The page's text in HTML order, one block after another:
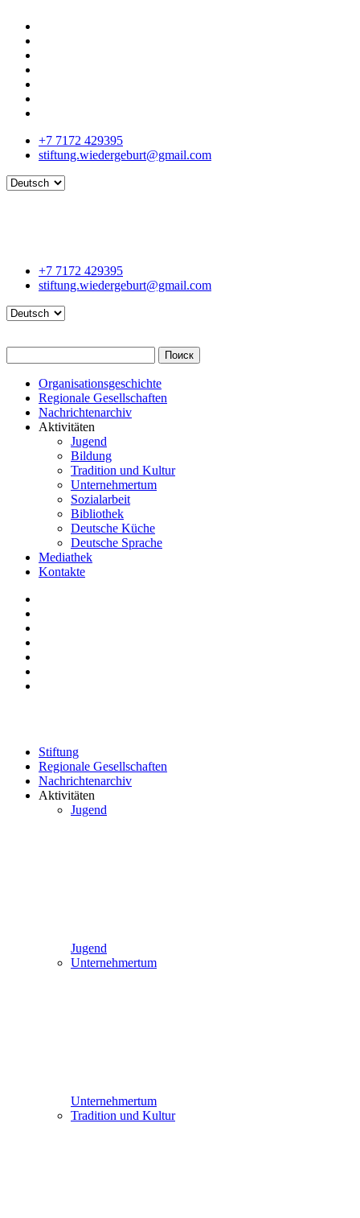
+7 7172 429395
stiftung.wiedergeburt@gmail.com
Language
+7 7172 429395
stiftung.wiedergeburt@gmail.com
Language
Поиск
Organisationsgeschichte
Regionale Gesellschaften
Nachrichtenarchiv
Aktivitäten
Jugend
Bildung
Tradition und Kultur
Unternehmertum
Sozialarbeit
Bibliothek
Deutsche Küche
Deutsche Sprache
Mediathek
Kontakte
Stiftung
Regionale Gesellschaften
Nachrichtenarchiv
Aktivitäten
Jugend
Jugend
Unternehmertum
Unternehmertum
Tradition und Kultur